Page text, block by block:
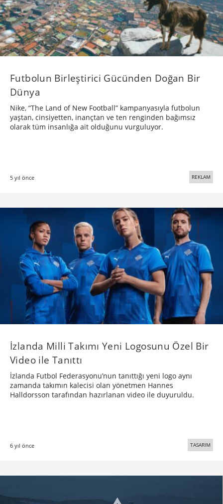
Futbolun Birleştirici Gücünden Doğan Bir
Dünya
Nike, “The Land of New Football” kampanyasıyla futbolun
yaştan, cinsiyetten, inançtan ve ten renginden bağımsız
olarak tüm insanlığa ait olduğunu vurguluyor.
5 yıl önce REKLAM
İzlanda Milli Takımı Yeni Logosunu Özel Bir
Video ile Tanıttı
İzlanda Futbol Federasyonu’nun tanıttığı yeni logo aynı
zamanda takımın kalecisi olan yönetmen Hannes
Halldorsson tarafından hazırlanan video ile duyuruldu.
6 yıl önce TASARIM